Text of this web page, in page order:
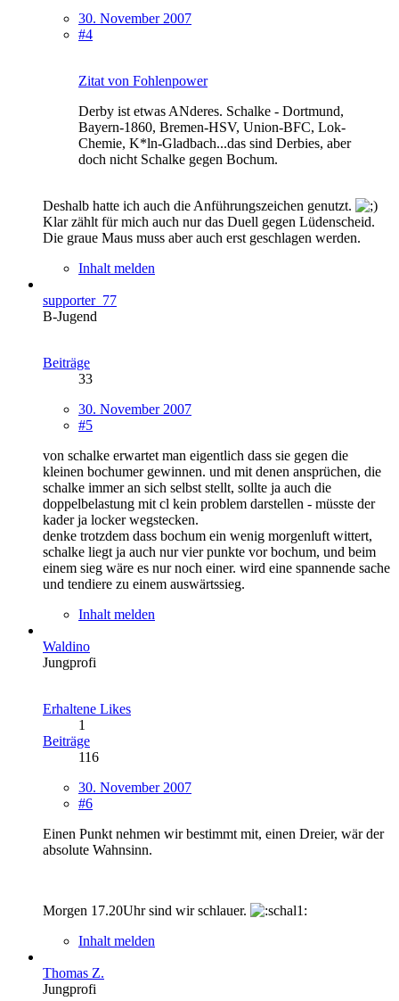
30. November 2007
#4
Zitat von Fohlenpower
Derby ist etwas ANderes. Schalke - Dortmund,
Bayern-1860, Bremen-HSV, Union-BFC, Lok-
Chemie, K*ln-Gladbach...das sind Derbies, aber
doch nicht Schalke gegen Bochum.
Deshalb hatte ich auch die Anführungszeichen genutzt.
Klar zählt für mich auch nur das Duell gegen Lüdenscheid.
Die graue Maus muss aber auch erst geschlagen werden.
Inhalt melden
supporter_77
B-Jugend
Beiträge
33
30. November 2007
#5
von schalke erwartet man eigentlich dass sie gegen die
kleinen bochumer gewinnen. und mit denen ansprüchen, die
schalke immer an sich selbst stellt, sollte ja auch die
doppelbelastung mit cl kein problem darstellen - müsste der
kader ja locker wegstecken.
denke trotzdem dass bochum ein wenig morgenluft wittert,
schalke liegt ja auch nur vier punkte vor bochum, und beim
einem sieg wäre es nur noch einer. wird eine spannende sache
und tendiere zu einem auswärtssieg.
Inhalt melden
Waldino
Jungprofi
Erhaltene Likes
1
Beiträge
116
30. November 2007
#6
Einen Punkt nehmen wir bestimmt mit, einen Dreier, wär der
absolute Wahnsinn.
Morgen 17.20Uhr sind wir schlauer.
Inhalt melden
Thomas Z.
Jungprofi